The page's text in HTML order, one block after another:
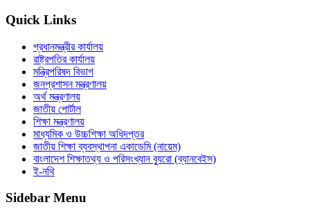
Quick Links
প্রধানমন্ত্রীর কার্যালয়
রাষ্ট্রপতির কার্যালয়
মন্ত্রিপরিষদ বিভাগ
জনপ্রশাসন মন্ত্রণালয়
অর্থ মন্ত্রণালয়
জাতীয় পোর্টাল
শিক্ষা মন্ত্রণালয়
মাধ্যমিক ও উচ্চশিক্ষা অধিদপ্তর
জাতীয় শিক্ষা ব্যবস্থাপনা একাডেমি (নায়েম)
বাংলাদেশ শিক্ষাতথ্য ও পরিসংখ্যান ব্যুরো (ব্যানবেইস)
ই-নথি
Sidebar Menu